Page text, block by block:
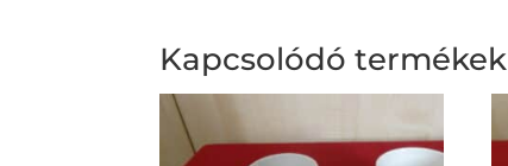
Kapcsolódó termékek